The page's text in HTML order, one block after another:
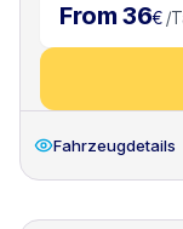
From 36€ /
Fahrzeugdetails